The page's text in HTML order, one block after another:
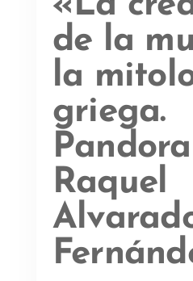
de la
la
griega.
Raquel